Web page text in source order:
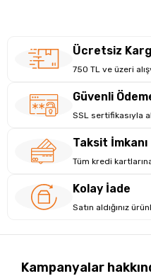
Ücretsiz
750 TL ve üzeri
Güvenli
SSL sertifikasıyla
Taksit İmkanı
Tüm kredi
Kolay İade
Satın aldığınız
Kampanyalar